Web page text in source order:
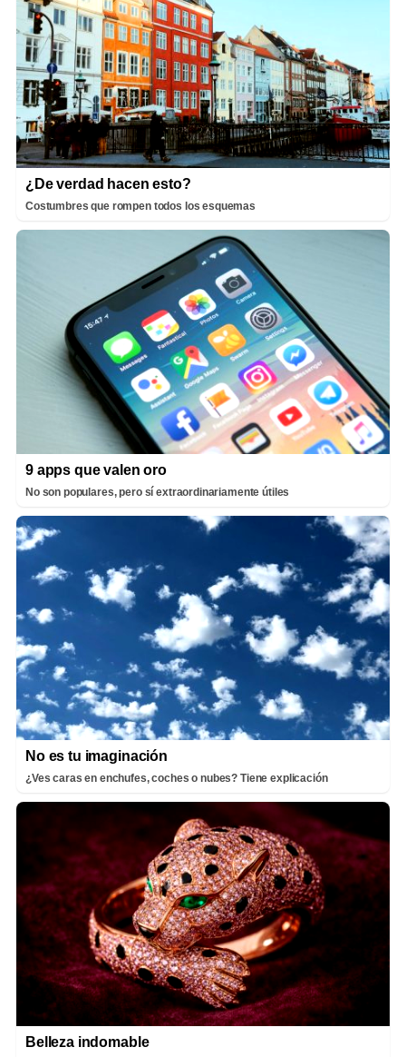
¿De verdad hacen esto?
Costumbres que rompen todos los esquemas
9 apps que valen oro
No son populares, pero sí extraordinariamente útiles
No es tu imaginación
¿Ves caras en enchufes, coches o nubes? Tiene explicación
Belleza indomable